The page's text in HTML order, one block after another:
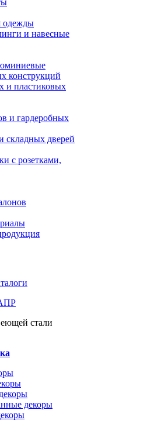
одежды
и навесные
конструкций
и пластиковых
и гардеробных
складных дверей
с розетками,
декоры